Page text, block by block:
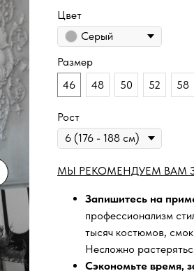
Цвет
Серый
Размер
46
48 50 52 58
Рост
МЫ РЕКОМЕНДУЕМ ВАМ
Запишитесь на
профессионализм
тысяч костюмов,
Несложно
Сэкономьте время,